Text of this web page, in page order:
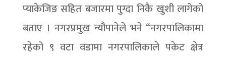
प्याकेजिङ सहित बजारमा पुग्दा निकै खुशी लागेको
बताए । नगरप्रमुख न्यौपानेले भने “नगरपालिकामा
रहेको ९ वटा वडामा नगरपालिकाले पकेट क्षेत्र